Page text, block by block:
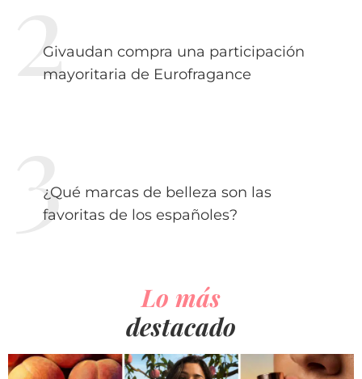
Givaudan compra una participación
mayoritaria de Eurofragance
¿Qué marcas de belleza son las
favoritas de los españoles?
Lo más
destacado